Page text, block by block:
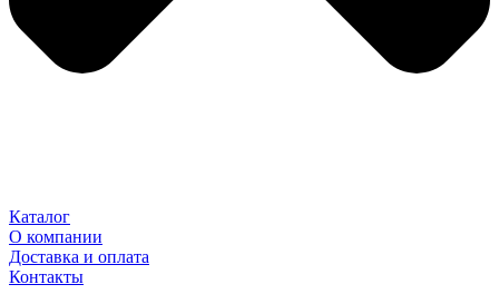
Каталог
О компании
Доставка и оплата
Контакты